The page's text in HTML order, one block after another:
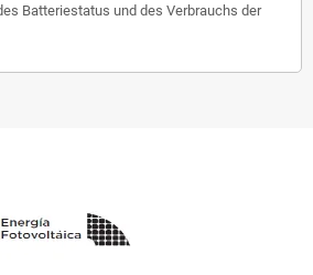
Batteriestatus und des Verbrauchs der